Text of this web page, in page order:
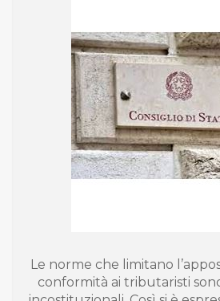
Le norme che limitano
conformità ai tributaristi